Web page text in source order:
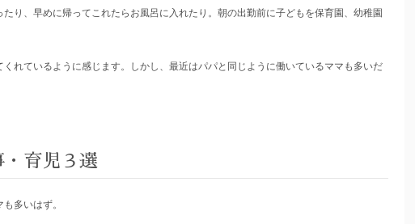
り、早めに帰ってこれたらお風呂に入れたり。朝の出勤前に子どもを保育園、幼稚園
れているように感じます。しかし、最近はパパと同じように働いているママも多いだ
育児３選
多いはず。